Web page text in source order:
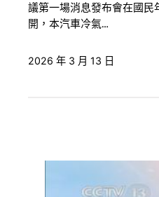
議第一場消息發布會在國民
開，本汽車冷氣…
2026 年 3 月 13 日